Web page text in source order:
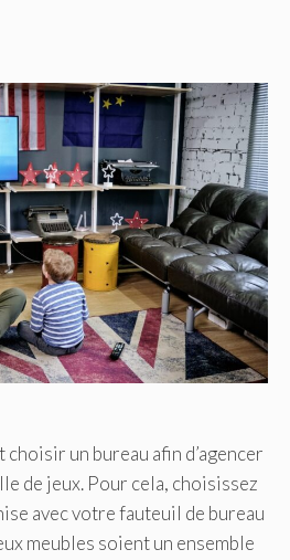
un bureau afin d’agencer
de jeux. Pour cela, choisissez
avec votre fauteuil de bureau
meubles soient un ensemble